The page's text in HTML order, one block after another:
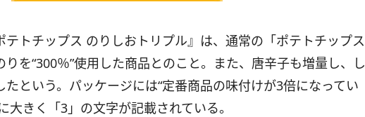
テトチップス のりしおトリプル』は、通常の「ポテトチップス
を“300％”使用した商品とのこと。また、唐辛子も増量し、し
という。パッケージには“定番商品の味付けが3倍になってい
大きく「3」の文字が記載されている。